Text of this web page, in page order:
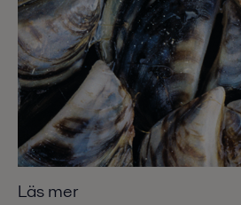
Läs mer